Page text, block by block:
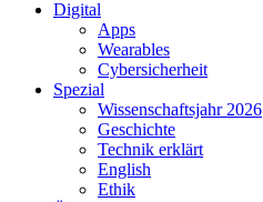
Digital
Apps
Wearables
Cybersicherheit
Spezial
Wissenschaftsjahr 2026
Geschichte
Technik erklärt
English
Ethik